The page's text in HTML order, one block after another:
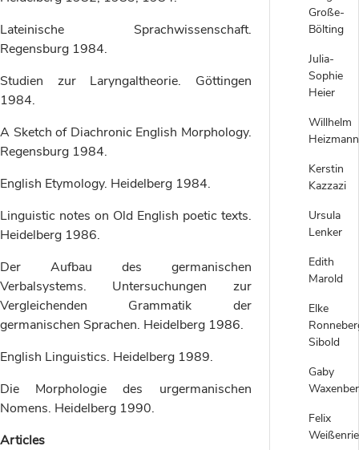
Große-
Bölting
Julia-
Sophie
Heier
Willhelm
Heizmann
Kerstin
Kazzazi
Ursula
Lenker
Edith
Marold
Elke
Sibold
Gaby
Felix
Lateinische Sprachwissenschaft.
Regensburg 1984.
Studien zur Laryngaltheorie. Göttingen
1984.
A Sketch of Diachronic English Morphology.
Regensburg 1984.
English Etymology. Heidelberg 1984.
Linguistic notes on Old English poetic texts.
Heidelberg 1986.
Der Aufbau des germanischen
Verbalsystems. Untersuchungen zur
Vergleichenden Grammatik der
germanischen Sprachen. Heidelberg 1986.
English Linguistics. Heidelberg 1989.
Die Morphologie des urgermanischen
Nomens. Heidelberg 1990.
Articles